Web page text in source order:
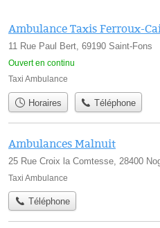
Ambulance Taxis Ferroux-
11 Rue Paul Bert, 69190 Saint-Fons
Ouvert en continu
Taxi Ambulance
Horaires Téléphone
Ambulances Malnuit
25 Rue Croix la Comtesse, 28400
Taxi Ambulance
Téléphone